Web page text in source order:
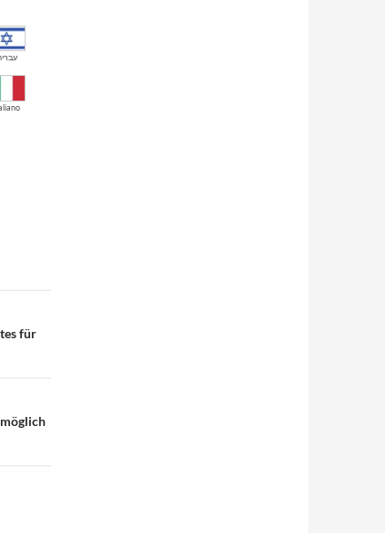
für